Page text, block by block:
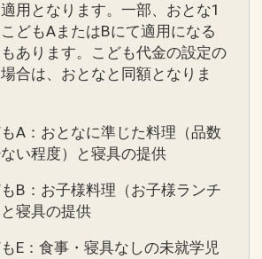
用となります。一部、おとな1
どもAまたはBにて適用になる
あります。こども代金の設定の
合は、おとなと同額となりま
A：おとなに準じた料理（品数
い程度）と寝具の提供
B：お子様料理（お子様ランチ
寝具の提供
E：食事・寝具なしの未就学児